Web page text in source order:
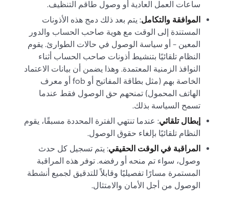
ساعات العمل العادية أو وصول طاقم التنظيف.
الموافقة والتكامل: يتم بعد ذلك دمج هذه الأذونات
المستندة إلى الوقت مع هوية صاحب الحساب والدور
المعين - أو سياسة الوصول في حالات الطوارئ. يقوم
النظام تلقائيًا بتنشيط أذونات صاحب الحساب أثناء
النوافذ الزمنية المعتمدة. وهذا يضمن أن بيانات الاعتماد
الخاصة بهم (مثل بطاقة المفاتيح أو fob أو معرف
الهاتف المحمول) تمنحهم حق الوصول فقط عندما
تسمح السياسة بذلك.
إبطال تلقائي: عندما تنتهي الفترة المحددة مسبقًا، يقوم
النظام تلقائيًا بإلغاء حقوق الوصول.
المراقبة في الوقت الحقيقي: يتم تسجيل كل حدث
وصول، سواء تم منحه أو رفضه. توفر هذه المراقبة
المستمرة مسارًا تفصيليًا وقابلاً للتدقيق لجميع أنشطة
الوصول من أجل الأمان والامتثال.